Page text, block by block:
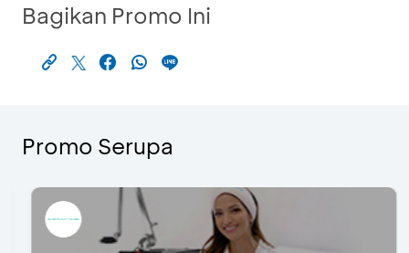
Bagikan Promo Ini
Promo Serupa